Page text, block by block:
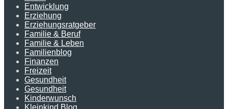
Entwicklung
Erziehung
Erziehungsratgeber
Familie & Beruf
Familie & Leben
Familienblog
Finanzen
Freizeit
Gesundheit
Gesundheit
Kinderwunsch
Kleinkind Blog